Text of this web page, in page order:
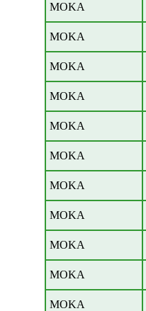
MOKA
MOKA
MOKA
MOKA
MOKA
MOKA
MOKA
MOKA
MOKA
MOKA
MOKA